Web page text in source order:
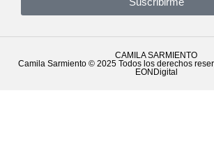
CAMILA SARMIENTO
Camila Sarmiento © 2025 Todos los derechos
EONDigital